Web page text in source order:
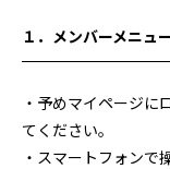
１．メンバーメニュ
・予めマイページに
てください。
・スマートフォンで